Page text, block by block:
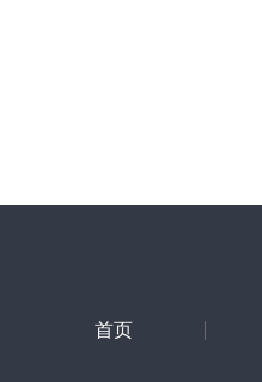
首页